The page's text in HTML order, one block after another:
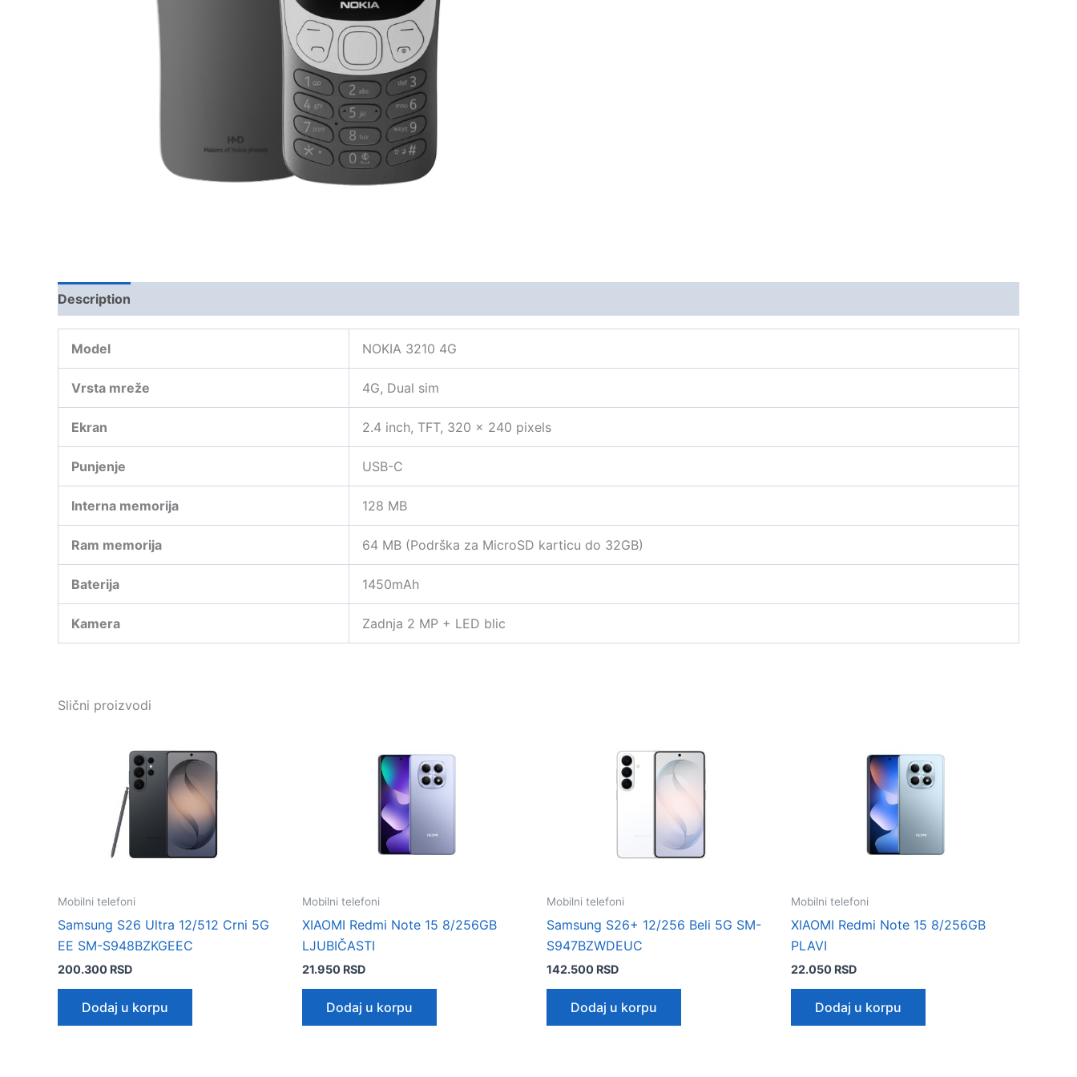
Description
Model NOKIA 3210 4G
Vrsta mreže 4G, Dual sim
Ekran 2.4 inch, TFT, 320 x 240 pixels
Punjenje USB-C
Interna memorija 128 MB
Ram memorija 64 MB (Podrška za MicroSD karticu do 32GB)
Baterija 1450mAh
Kamera Zadnja 2 MP + LED blic
Slični proizvodi
Mobilni telefoni
Samsung S26 Ultra 12/512 Crni 5G
EE SM-S948BZKGEEC
200.300 RSD
Dodaj u korpu
Mobilni telefoni
XIAOMI Redmi Note 15 8/256GB
LJUBIČASTI
21.950 RSD
Dodaj u korpu
Mobilni telefoni
Samsung S26+ 12/256 Beli 5G SM-
S947BZWDEUC
142.500 RSD
Dodaj u korpu
Mobilni telefoni
XIAOMI Redmi Note 15 8/256GB
PLAVI
22.050 RSD
Dodaj u korpu